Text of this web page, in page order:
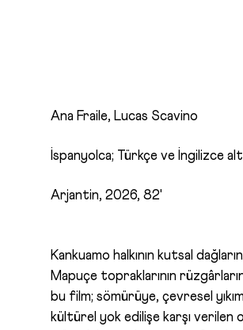
Ana Fraile, Lucas Scavino
İspanyolca; Türkçe ve İngilizce
Arjantin, 2026, 82'
Kankuamo halkının kutsal
Mapuçe topraklarının
bu film; sömürüye, çevresel
kültürel yok edilişe karşı verilen o